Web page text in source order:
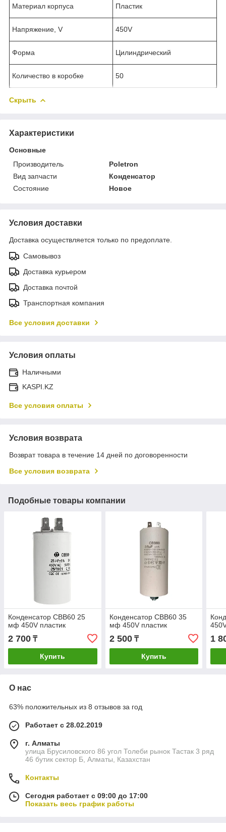
Материал корпуса Пластик
Напряжение, V 450V
Форма Цилиндрический
Количество в коробке 50
Скрыть
Характеристики
Основные
Производитель
Poletron
Вид запчасти
Конденсатор
Состояние
Новое
Условия доставки
Доставка осуществляется только по предоплате.
Самовывоз
Доставка курьером
Доставка почтой
Транспортная компания
Все условия доставки
Условия оплаты
Наличными
KASPI.KZ
Все условия оплаты
Условия возврата
Возврат товара в течение 14 дней по договоренности
Все условия возврата
Подобные товары компании
Конденсатор CBB60 25
мф 450V пластик
2 700 ₸
Купить
Конденсатор CBB60 35
мф 450V пластик
2 500₸
Купить
1
О нас
63% положительных из 8 отзывов за год
Работает с 28.02.2019
г. Алматы
улица Брусиловского 86 угол Толеби рынок Тастак 3 ряд
46 бутик сектор Б, Алматы, Казахстан
Контакты
Сегодня работает с 09:00 до 17:00
Показать весь график работы